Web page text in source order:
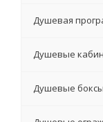
Душевая
Душевые
Душевые боксы